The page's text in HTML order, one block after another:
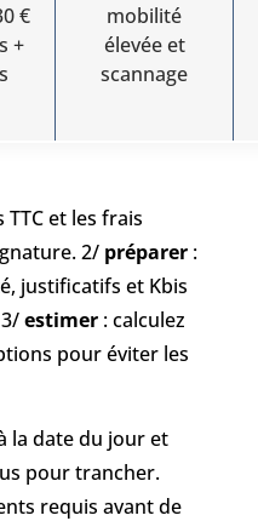
€
+
mobilité
élevée et
scannage
TTC et les frais
2/ préparer :
justificatifs et Kbis
estimer : calculez
pour éviter les
la date du jour et
pour trancher.
requis avant de